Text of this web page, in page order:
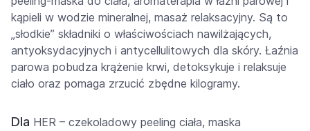
kąpieli w wodzie mineralnej, masaż relaksacyjny. Są to
„słodkie” składniki o właściwościach nawilżających,
antyoksydacyjnych i antycellulitowych dla skóry. Łaźnia
parowa pobudza krążenie krwi, detoksykuje i relaksuje
ciało oraz pomaga zrzucić zbędne kilogramy.
Dla HER – czekoladowy peeling ciała, maska